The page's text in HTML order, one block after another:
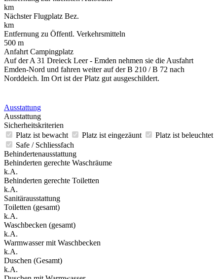
km
Nächster Flugplatz Bez.
km
Entfernung zu Öffentl. Verkehrsmitteln
500 m
Anfahrt Campingplatz
Auf der A 31 Dreieck Leer - Emden nehmen sie die Ausfahrt
Emden-Nord und fahren weiter auf der B 210 / B 72 nach
Norddeich. Im Ort ist der Platz gut ausgeschildert.
Ausstattung
Ausstattung
Sicherheitskriterien
Platz ist bewacht
Platz ist eingezäunt
Platz ist beleuchtet
Safe / Schliessfach
Behindertenausstattung
Behinderten gerechte Waschräume
k.A.
Behinderten gerechte Toiletten
k.A.
Sanitärausstattung
Toiletten (gesamt)
k.A.
Waschbecken (gesamt)
k.A.
Warmwasser mit Waschbecken
k.A.
Duschen (Gesamt)
k.A.